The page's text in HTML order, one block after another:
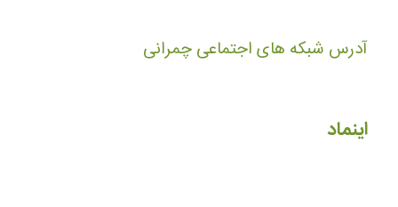
آدرس شبکه های اجتماعی چمرانی
اینماد